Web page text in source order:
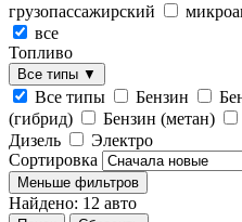
грузопассажирский
все
Топливо
Все типы ▼
Все типы Бензин
(гибрид)
Бензин (метан)
Дизель
Электро
Сортировка
Меньше фильтров
Найдено: 12 авто